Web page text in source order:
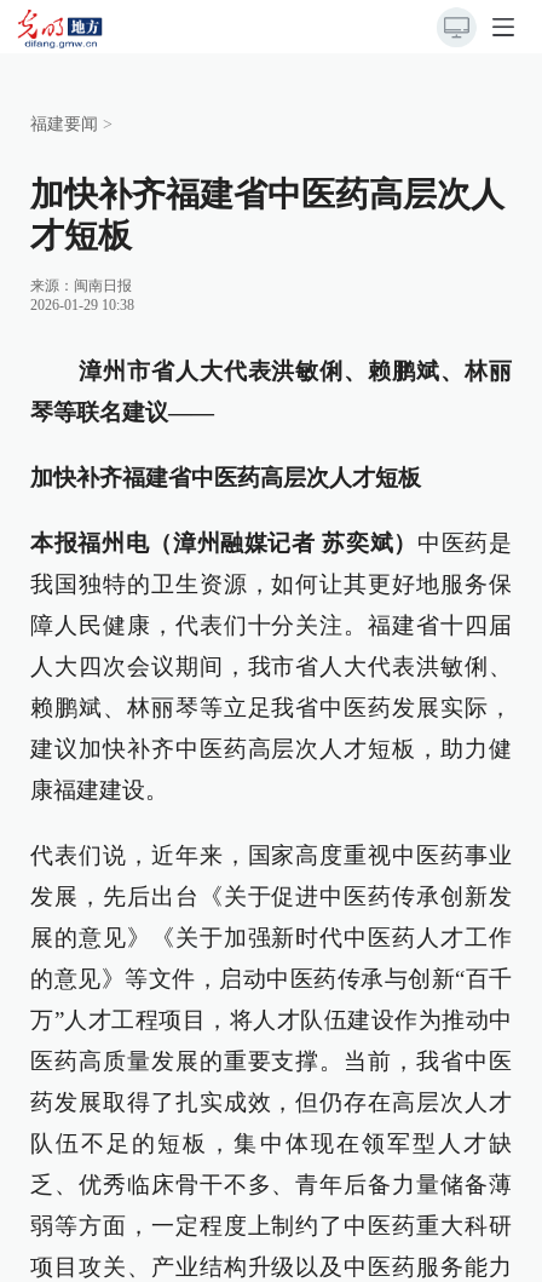
福建要闻 >
加快补齐福建省中医药高层次人
才短板
来源： 闽南日报
2026-01-29 10:38
漳州市省人大代表洪敏俐、赖鹏斌、林丽
琴等联名建议——
加快补齐福建省中医药高层次人才短板
本报福州电（漳州融媒记者 苏奕斌） 中医药是
我国独特的卫生资源，如何让其更好地服务保
障人民健康，代表们十分关注。福建省十四届
人大四次会议期间，我市省人大代表洪敏俐、
赖鹏斌、林丽琴等立足我省中医药发展实际，
建议加快补齐中医药高层次人才短板，助力健
康福建建设。
代表们说，近年来，国家高度重视中医药事业
发展，先后出台《关于促进中医药传承创新发
展的意见》《关于加强新时代中医药人才工作
的意见》等文件，启动中医药传承与创新“百千
万”人才工程项目，将人才队伍建设作为推动中
医药高质量发展的重要支撑。当前，我省中医
药发展取得了扎实成效，但仍存在高层次人才
队伍不足的短板，集中体现在领军型人才缺
乏、优秀临床骨干不多、青年后备力量储备薄
弱等方面，一定程度上制约了中医药重大科研
项目攻关、产业结构升级以及中医药服务能力